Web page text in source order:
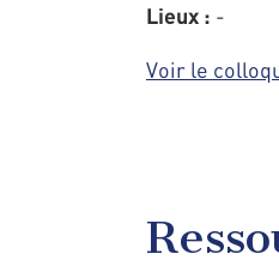
Lieux : -
Voir le